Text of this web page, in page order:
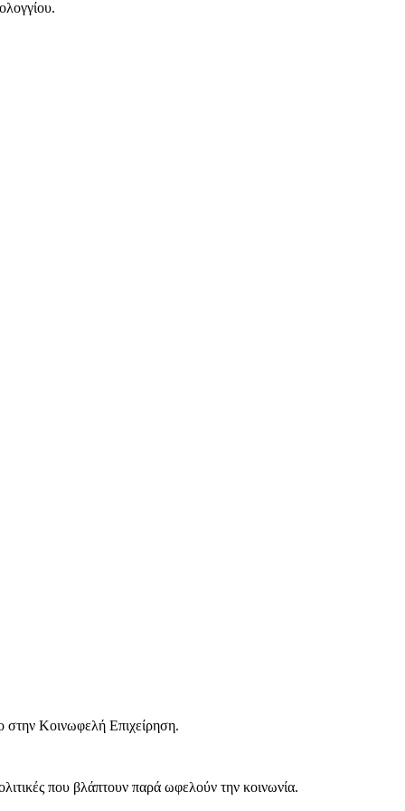
Κοινωφελή Επιχείρηση.
που βλάπτουν παρά ωφελούν την κοινωνία.